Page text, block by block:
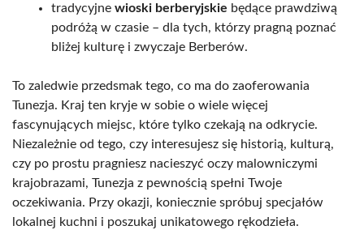
tradycyjne wioski berberyjskie będące prawdziwą
podróżą w czasie – dla tych, którzy pragną poznać
bliżej kulturę i zwyczaje Berberów.
To zaledwie przedsmak tego, co ma do zaoferowania
Tunezja. Kraj ten kryje w sobie o wiele więcej
fascynujących miejsc, które tylko czekają na odkrycie.
Niezależnie od tego, czy interesujesz się historią, kulturą,
czy po prostu pragniesz nacieszyć oczy malowniczymi
krajobrazami, Tunezja z pewnością spełni Twoje
oczekiwania. Przy okazji, koniecznie spróbuj specjałów
lokalnej kuchni i poszukaj unikatowego rękodzieła.